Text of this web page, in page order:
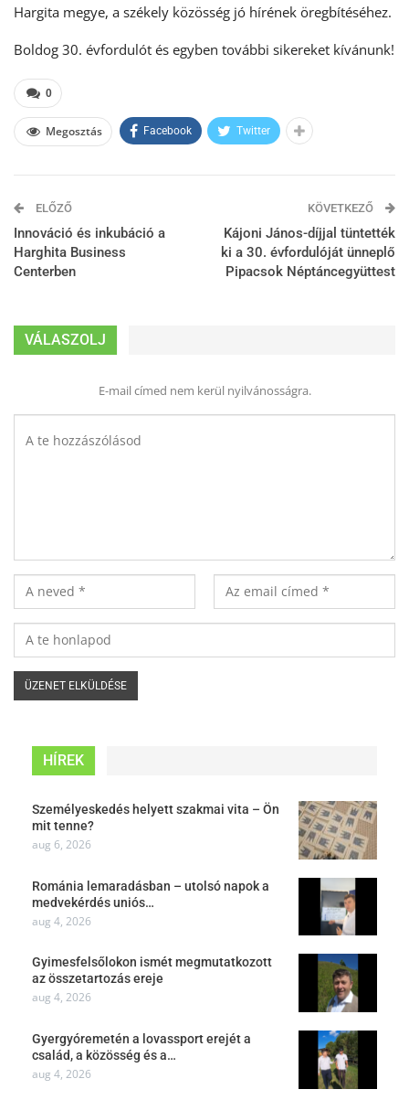
Hargita megye, a székely közösség jó hírének öregbítéséhez.
Boldog 30. évfordulót és egyben további sikereket kívánunk!
0
Megosztás Facebook Twitter
ELŐZŐ
Innováció és inkubáció a
Harghita Business
Centerben
KÖVETKEZŐ
Kájoni János-díjjal tüntették
ki a 30. évfordulóját ünneplő
Pipacsok Néptáncegyüttest
VÁLASZOLJ
E-mail címed nem kerül nyilvánosságra.
HÍREK
Személyeskedés helyett szakmai vita – Ön
mit tenne?
aug 6, 2026
Románia lemaradásban – utolsó napok a
medvekérdés uniós…
aug 4, 2026
Gyimesfelsőlokon ismét megmutatkozott
az összetartozás ereje
aug 4, 2026
Gyergyóremetén a lovassport erejét a
család, a közösség és a…
aug 4, 2026